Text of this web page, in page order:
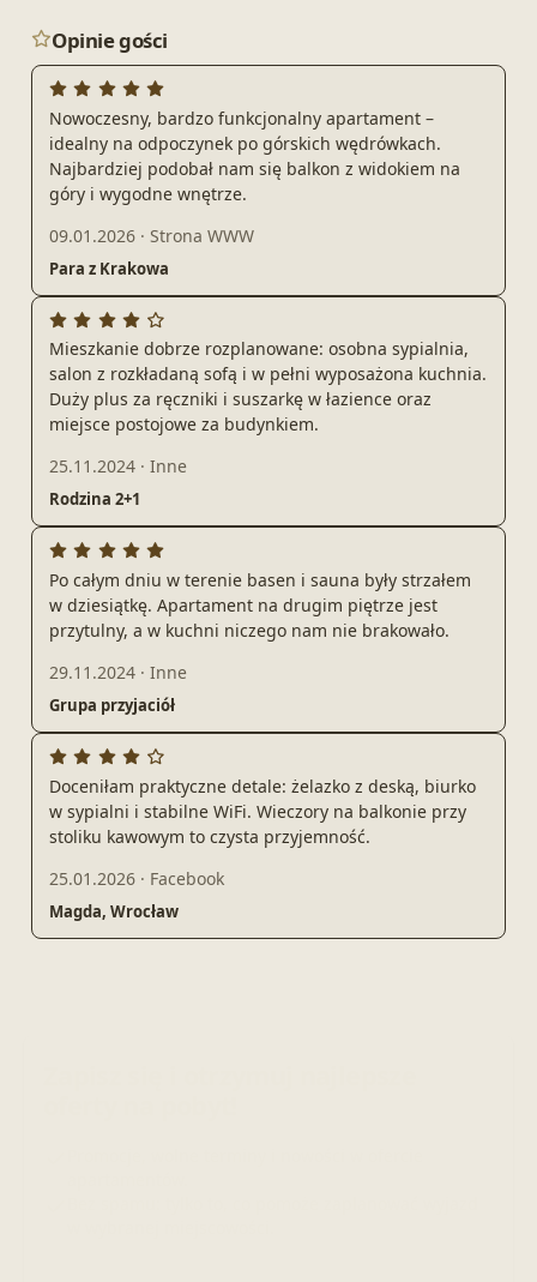
Opinie gości
Nowoczesny, bardzo funkcjonalny apartament –
idealny na odpoczynek po górskich wędrówkach.
Najbardziej podobał nam się balkon z widokiem na
góry i wygodne wnętrze.
09.01.2026 · Strona WWW
Para z Krakowa
Mieszkanie dobrze rozplanowane: osobna sypialnia,
salon z rozkładaną sofą i w pełni wyposażona kuchnia.
Duży plus za ręczniki i suszarkę w łazience oraz
miejsce postojowe za budynkiem.
25.11.2024 · Inne
Rodzina 2+1
Po całym dniu w terenie basen i sauna były strzałem
w dziesiątkę. Apartament na drugim piętrze jest
przytulny, a w kuchni niczego nam nie brakowało.
29.11.2024 · Inne
Grupa przyjaciół
Doceniłam praktyczne detale: żelazko z deską, biurko
w sypialni i stabilne WiFi. Wieczory na balkonie przy
stoliku kawowym to czysta przyjemność.
25.01.2026 · Facebook
Magda, Wrocław